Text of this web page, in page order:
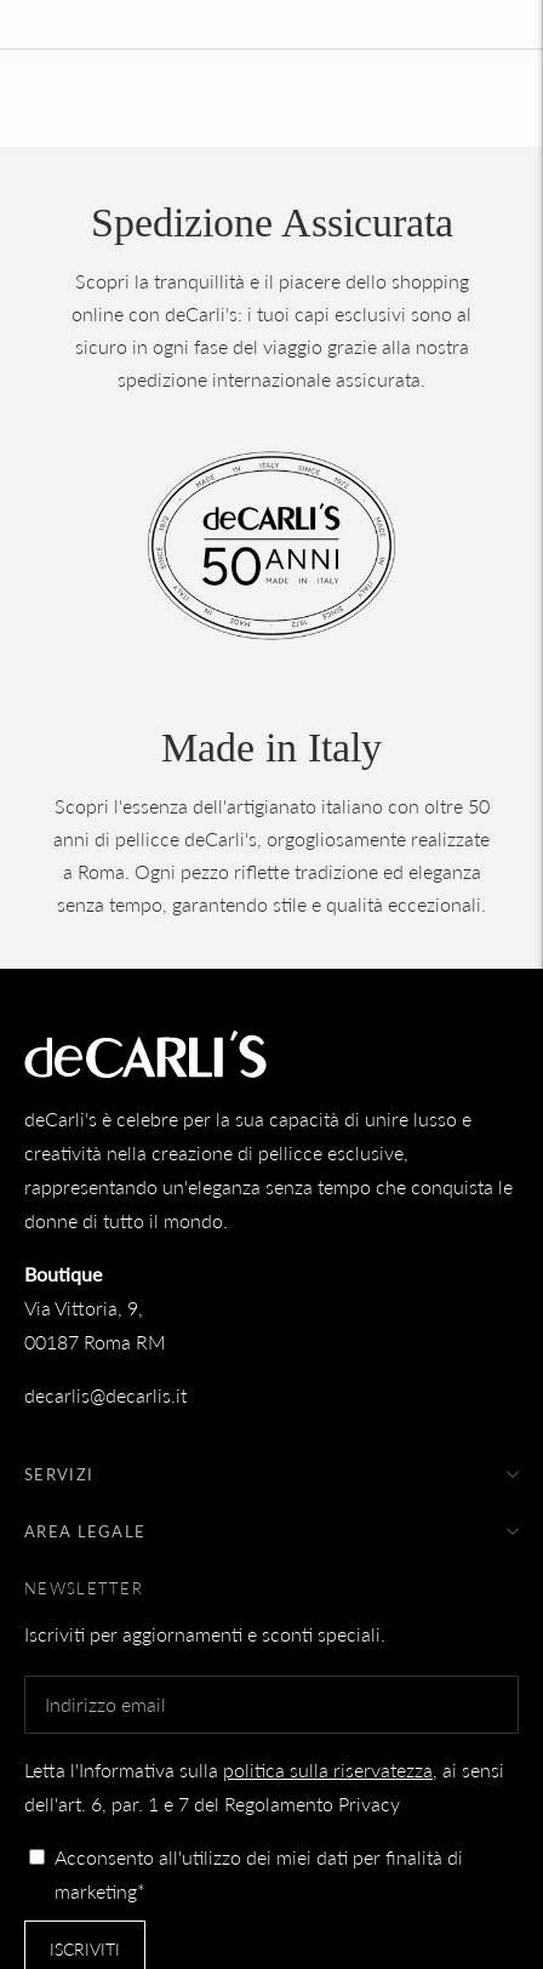
un
Spedizione Assicurata
Scopri la tranquillità e il piacere dello shopping
online con deCarli's: i tuoi capi esclusivi sono al
sicuro in ogni fase del viaggio grazie alla nostra
spedizione internazionale assicurata.
Made in Italy
Scopri l'essenza dell'artigianato italiano con oltre 50
anni di pellicce deCarli's, orgogliosamente realizzate
a Roma. Ogni pezzo riflette tradizione ed eleganza
senza tempo, garantendo stile e qualità eccezionali.
deCarli's è celebre per la sua capacità di unire lusso e
creatività nella creazione di pellicce esclusive,
rappresentando un'eleganza senza tempo che conquista le
donne di tutto il mondo.
Boutique
Via Vittoria, 9,
00187 Roma RM
decarlis@decarlis.it
SERVIZI
AREA LEGALE
NEWSLETTER
Iscriviti per aggiornamenti e sconti speciali.
Letta l'Informativa sulla politica sulla riservatezza , ai sensi
dell'art. 6, par. 1 e 7 del Regolamento Privacy
Acconsento all'utilizzo dei miei dati per finalità di
marketing*
ISCRIVITI